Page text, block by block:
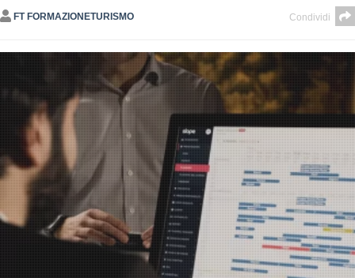
FT FORMAZIONETURISMO Condividi